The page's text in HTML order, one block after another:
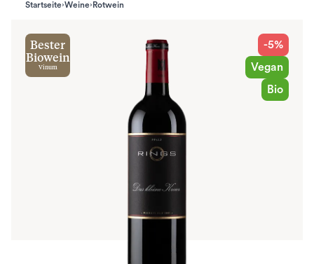
Startseite Weine Rotwein
Bester
Biowein
Vinum
-5%
Vegan
Bio